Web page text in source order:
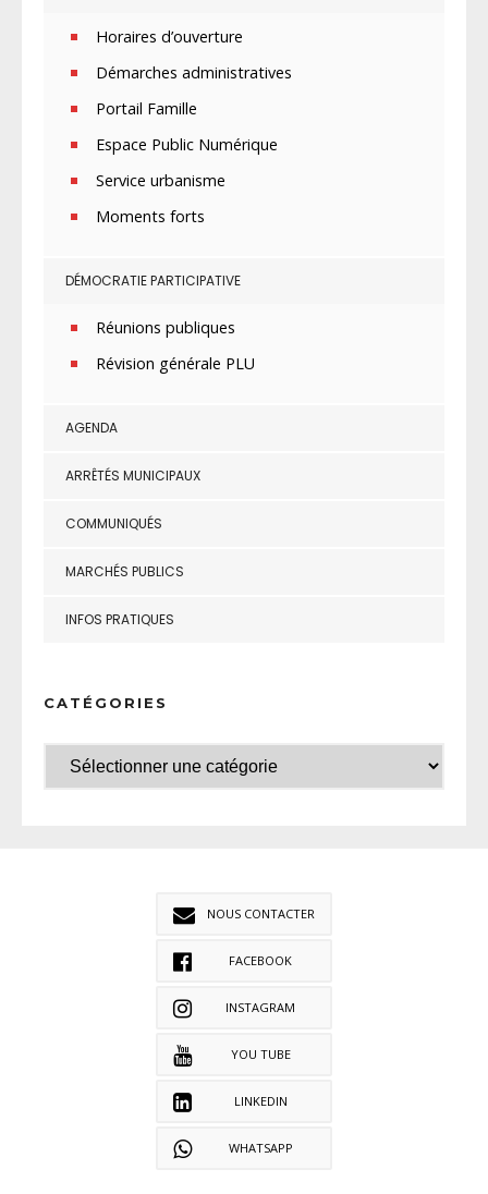
Horaires d’ouverture
Démarches administratives
Portail Famille
Espace Public Numérique
Service urbanisme
Moments forts
DÉMOCRATIE PARTICIPATIVE
Réunions publiques
Révision générale PLU
AGENDA
ARRÊTÉS MUNICIPAUX
COMMUNIQUÉS
MARCHÉS PUBLICS
INFOS PRATIQUES
CATÉGORIES
NOUS CONTACTER
FACEBOOK
INSTAGRAM
YOU TUBE
LINKEDIN
WHATSAPP